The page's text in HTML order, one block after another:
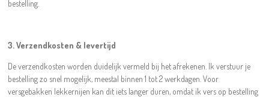
bestelling.
3. Verzendkosten & levertijd
De verzendkosten worden duidelijk vermeld bij het afrekenen. Ik verstuur je
bestelling zo snel mogelijk, meestal binnen 1 tot 2 werkdagen. Voor
versgebakken lekkernijen kan dit iets langer duren, omdat ik vers op bestelling